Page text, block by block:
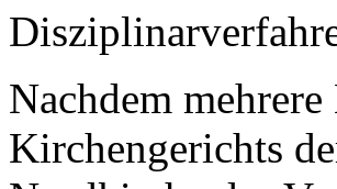
Nachdem
Kirchengerichts